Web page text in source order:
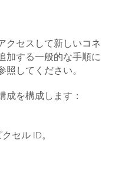
クセスして新しいコネ
加する一般的な手順に
照してください。
成を構成します：
セル ID。